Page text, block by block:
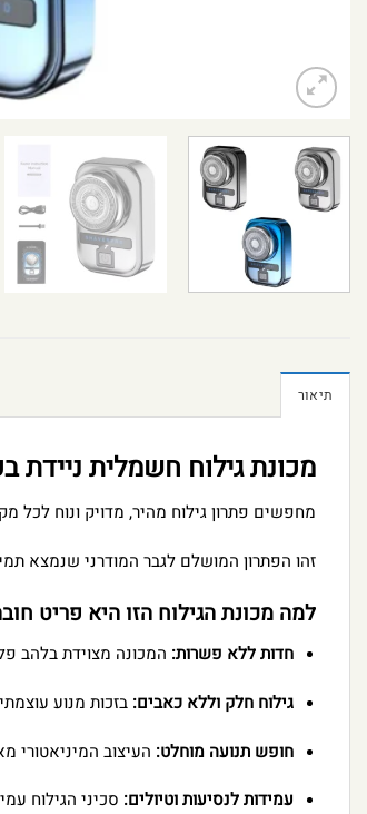
תיאור
מכונת גילוח חשמלית ניידת
מחפשים פתרון גילוח מהיר, מדויק ונוח
זהו הפתרון המושלם לגבר המודרני שנמצא
למה מכונת הגילוח הזו היא פריט
חדות ללא פשרות: המכונה מצוידת בלהב
גילוח חלק וללא כאבים: בזכות מנוע
חופש תנועה מוחלט: העיצוב
עמידות לנסיעות וטיולים: סכיני הגילוח